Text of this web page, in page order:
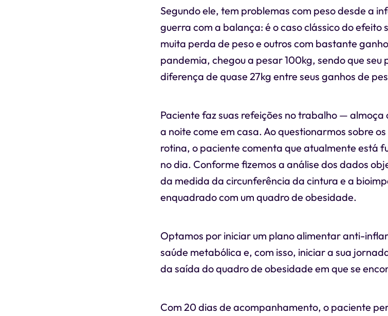
Segundo ele, tem problemas com peso desde a
guerra com a balança: é o caso clássico do efeito
muita perda de peso e outros com bastante
pandemia, chegou a pesar 100kg, sendo que seu
diferença de quase 27kg entre seus ganhos de
Paciente faz suas refeições no trabalho — almoça
a noite come em casa. Ao questionarmos sobre
rotina, o paciente comenta que atualmente está
no dia. Conforme fizemos a análise dos dados
da medida da circunferência da cintura e a
enquadrado com um quadro de obesidade.
Optamos por iniciar um plano alimentar anti-
saúde metabólica e, com isso, iniciar a sua
da saída do quadro de obesidade em que se
Com 20 dias de acompanhamento, o paciente